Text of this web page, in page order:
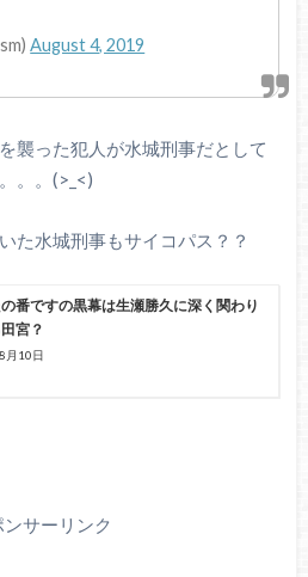
August 4, 2019
襲った犯人が水城刑事だとして
。。(>_<)
た水城刑事もサイコパス？？
番ですの黒幕は生瀬勝久に深く関わり
宮？
月10日
ンサーリンク